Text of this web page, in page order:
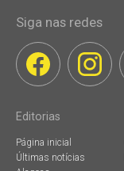
Siga nas redes
Editorias
Página inicial
Últimas notícias